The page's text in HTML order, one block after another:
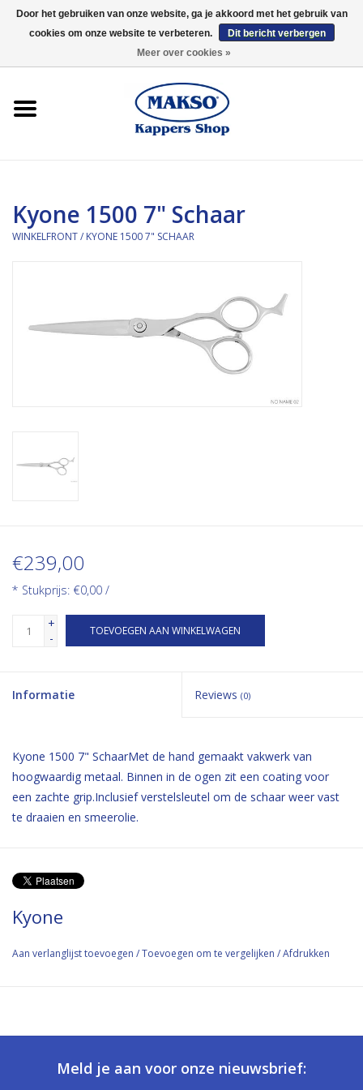
0 Artikelen - €0,00
Kaaral
Kyone 1500 7" Schaar
WINKELFRONT/ KYONE 1500 7" SCHAAR
€239,00
* Stukprijs: €0,00 /
+
-
TOEVOEGEN AAN WINKELWAGEN
Informatie Reviews (0)
Kyone 1500 7" SchaarMet de hand gemaakt vakwerk van
hoogwaardig metaal. Binnen in de ogen zit een coating voor
een zachte grip.Inclusief verstelsleutel om de schaar weer vast
te draaien en smeerolie.
Kyone
Aan verlanglijst toevoegen /Toevoegen om te vergelijken /Afdrukken
Meld je aan voor onze nieuwsbrief:
Door het gebruiken van onze website, ga je akkoord met het gebruik van
cookies om onze website te verbeteren.
Dit bericht verbergen
Meer over cookies »